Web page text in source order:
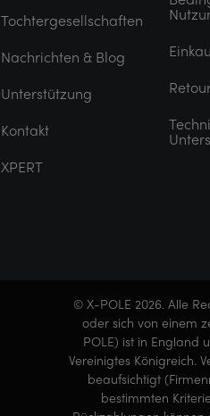
Tochtergesellschaften
Nachrichten & Blog
Unterstützung
Kontakt
XPERT
© X-POLE 2026. Alle
oder sich von einem
POLE) ist in England
Vereinigtes Königreich.
beaufsichtigt
bestimmten